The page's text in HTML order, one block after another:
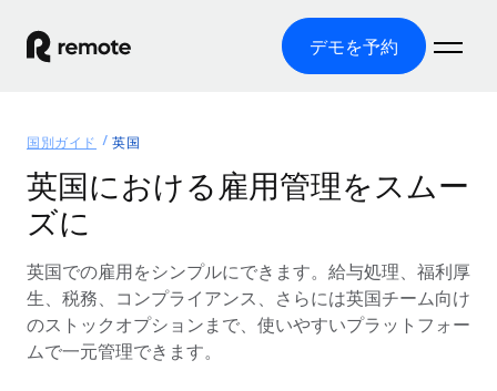
デモを予約
グローバル雇用
グローバル給与処理
コンプライアンス対応の給与処理を手軽に
Employer of Record（EOR）
グローバル展開をコストをかけずに実現
ソリューション
各国の制度に対応
国別ガイド
/国別のグローバル雇用支援を検索する
リソース
ツールと計算ツール
価格
国別ガイド 英国
英国における雇用管理をスムー
ズに
英国での雇用をシンプルにできます。給与処理、福利厚
生、税務、コンプライアンス、さらには英国チーム向け
のストックオプションまで、使いやすいプラットフォー
ムで一元管理できます。